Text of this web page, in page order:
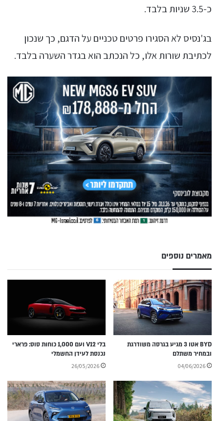
כ-3.5 שניות בלבד.
בג'נסיס לא הסגירו פרטים טכניים על הדגם, כך שנכון
לכתיבת שורות אלו, כל הנכתב הוא בגדר השערה בלבד.
מאמרים נוספים
BYD אטו 3 מגיע בגרסה משודרגת
ובמחיר משתלם
04/06/2026
בלי V12 ועם 1,000 כוחות סוס: פרארי
נכנסת לעידן החשמלי
26/05/2026